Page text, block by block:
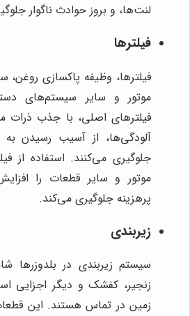
لنت‌ها، و بروز حوادث ناگوار
فیلترها
فیلترها، وظیفه پاکسازی
موتور و سایر سیستم‌های
فیلترهای اصلی، با جذب ذرات
آلودگی‌ها، از آسیب رسیدن
جلوگیری می‌کنند. استفاده از
موتور و سایر قطعات را
پرهزینه جلوگیری می‌کند.
زیربندی
سیستم زیربندی در بلدوزرها
زنجیر، کفشک و دیگر اجزایی
زمین در تماس هستند. این